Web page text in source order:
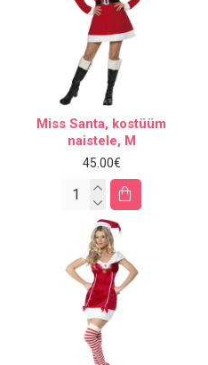
Miss Santa, kostüüm
naistele, M
45.00€